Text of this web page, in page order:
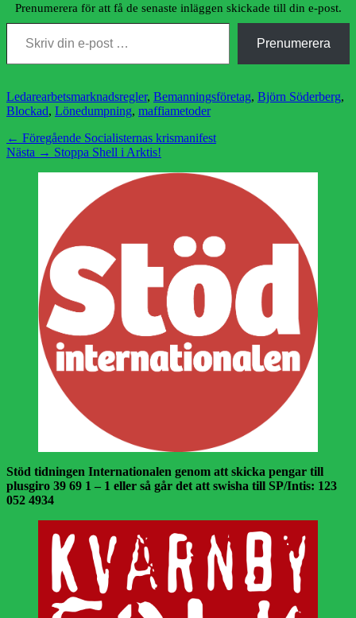
Prenumerera för att få de senaste inläggen skickade till din e-post.
Skriv din e-post …
Prenumerera
Kategorier
LedareEtiketter
arbetsmarknadsregler, Bemanningsföretag, Björn Söderberg,
Blockad, Lönedumpning, maffiametoder
Inläggsnavigering
← Föregående Föregående
inlägg:
Socialisternas krismanifest
Nästa → Nästa
Stoppa Shell i Arktis!
Stöd tidningen Internationalen genom att skicka pengar till
plusgiro 39 69 1 – 1 eller så går det att swisha till SP/Intis: 123
052 4934